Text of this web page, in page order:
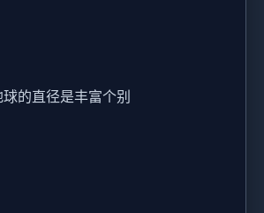
的直径是丰富个别